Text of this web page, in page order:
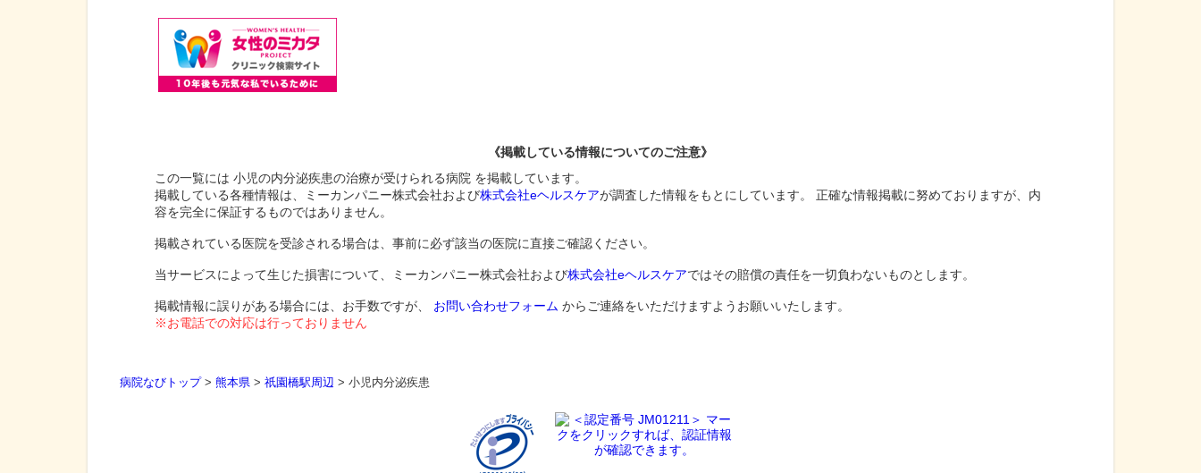
《掲載している情報についてのご注意》
この一覧には 小児の内分泌疾患の治療が受けられる病院 を掲載しています。
掲載している各種情報は、ミーカンパニー株式会社および株式会社eヘルスケアが調査した情報をもとにしています。 正確な情報掲載に努めておりますが、内
容を完全に保証するものではありません。
掲載されている医院を受診される場合は、事前に必ず該当の医院に直接ご確認ください。
当サービスによって生じた損害について、ミーカンパニー株式会社および株式会社eヘルスケアではその賠償の責任を一切負わないものとします。
掲載情報に誤りがある場合には、お手数ですが、 お問い合わせフォーム からご連絡をいただけますようお願いいたします。
※お電話での対応は行っておりません
病院なびトップ> 熊本県 > 祇園橋駅周辺 > 小児内分泌疾患